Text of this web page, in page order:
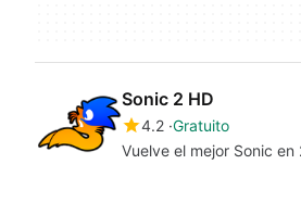
Sonic 2 HD
4.2 Gratuito
Vuelve el mejor Sonic en